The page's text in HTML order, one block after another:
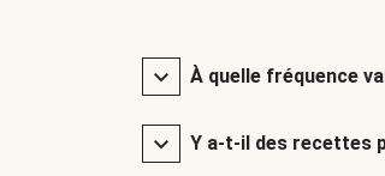
À quelle fréquence
Y a-t-il des recettes